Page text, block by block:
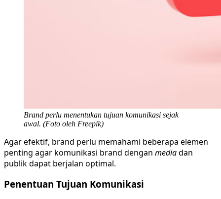
Brand perlu menentukan tujuan komunikasi sejak
awal. (Foto oleh Freepik)
Agar efektif, brand perlu memahami beberapa elemen
penting agar komunikasi brand dengan mediadan
publik dapat berjalan optimal.
Penentuan Tujuan Komunikasi